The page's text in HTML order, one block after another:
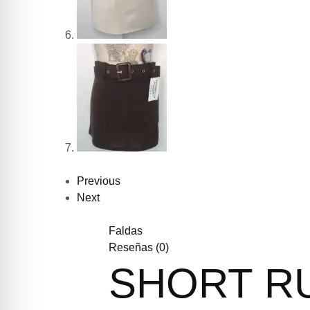
Previous
Next
Faldas
Reseñas (0)
SHORT